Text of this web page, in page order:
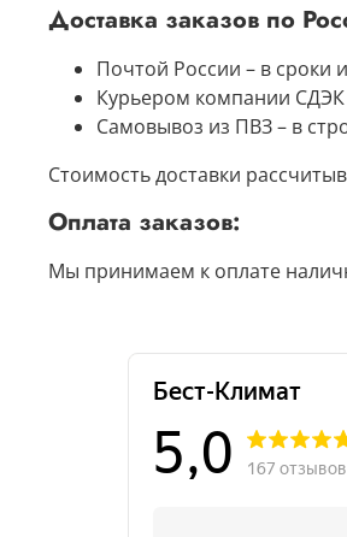
Доставка заказов по
Почтой России – в сроки
Курьером компании
Самовывоз из ПВЗ – в
Стоимость доставки
Оплата заказов:
Мы принимаем к оплате